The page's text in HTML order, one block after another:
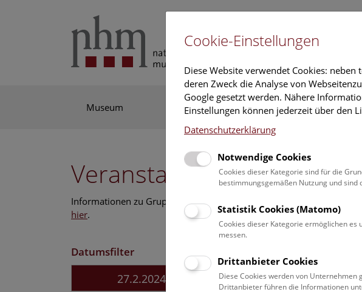
Museum Ausstellung Forschung
Veranstaltungskalender
Informationen zu Gruppen,- Kindergarten- und Schulprogrammen
hier.
Datumsfilter
27.2.2024
Erwachsene
Cookie-Einstellungen
Diese Website verwendet Cookies:
deren Zweck die Analyse von
Google gesetzt werden. Nähere
Einstellungen können jederzeit über den
Datenschutzerklärung
Notwendige Cookies
Cookies dieser Kategorie sind für die
bestimmungsgemäßen Nutzung und
Statistik Cookies (Matomo)
Cookies dieser Kategorie ermöglichen es
messen.
Drittanbieter Cookies
Diese Cookies werden von Unternehmen
Drittanbieter führen die Informationen